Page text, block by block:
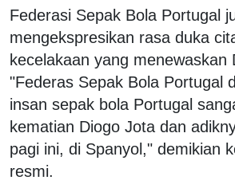
Federasi Sepak Bola Portugal
mengekspresikan rasa duka
kecelakaan yang menewaskan
"Federas Sepak Bola Portugal
insan sepak bola Portugal
kematian Diogo Jota dan
pagi ini, di Spanyol," demikian
resmi.